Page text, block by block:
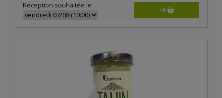
Réception souhaitée le